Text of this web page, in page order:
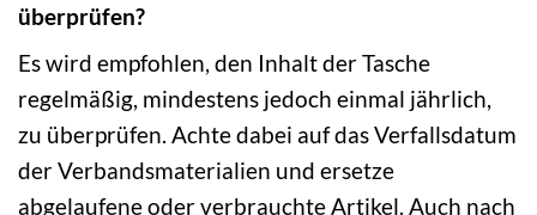
überprüfen?
Es wird empfohlen, den Inhalt der Tasche
regelmäßig, mindestens jedoch einmal jährlich,
zu überprüfen. Achte dabei auf das Verfallsdatum
der Verbandsmaterialien und ersetze
abgelaufene oder verbrauchte Artikel. Auch nach